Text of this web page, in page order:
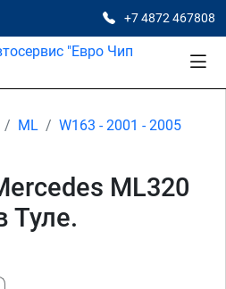
+7 4872 467808
ML
W163 - 2001 - 2005
ML320
Туле.